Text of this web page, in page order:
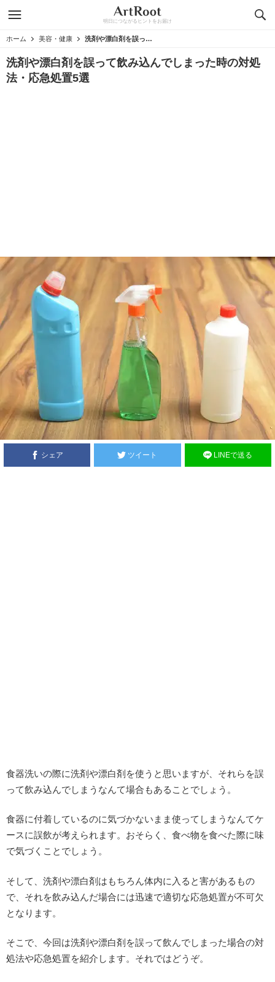
明日につながるヒントをお届け
ホーム 美容・健康 洗剤や漂白剤を誤って飲み込んでしまった時の対処法・応急処置5選
洗剤や漂白剤を誤って飲み込んでしまった時の対処
法・応急処置5選
シェア ツイート LINEで送る
食器洗いの際に洗剤や漂白剤を使うと思いますが、それらを誤
って飲み込んでしまうなんて場合もあることでしょう。
食器に付着しているのに気づかないまま使ってしまうなんてケ
ースに誤飲が考えられます。おそらく、食べ物を食べた際に味
で気づくことでしょう。
そして、洗剤や漂白剤はもちろん体内に入ると害があるもの
で、それを飲み込んだ場合には迅速で適切な応急処置が不可欠
となります。
そこで、今回は洗剤や漂白剤を誤って飲んでしまった場合の対
処法や応急処置を紹介します。それではどうぞ。